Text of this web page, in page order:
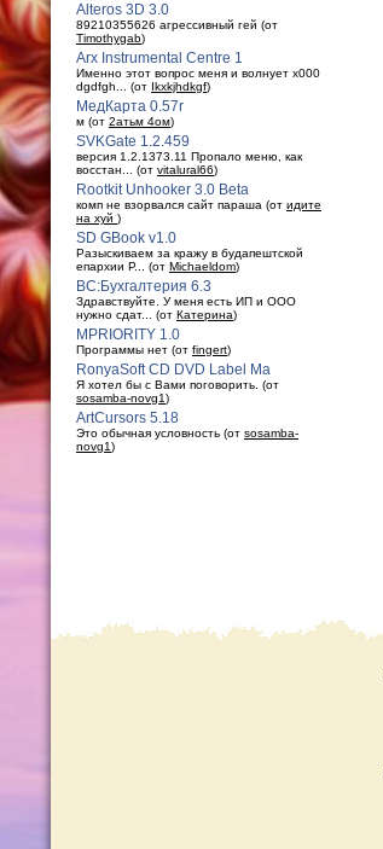
Alteros 3D 3.0
89210355626 агрессивный гей (от
Timothygab)
Arx Instrumental Centre 1
Именно этот вопрос меня и волнует x000
dgdfgh... (от Ikxkjhdkgf)
МедКарта 0.57r
м (от 2атьм 4ом)
SVKGate 1.2.459
версия 1.2.1373.11 Пропало меню, как
восстан... (от vitalural66)
Rootkit Unhooker 3.0 Beta
комп не взорвался сайт параша (от идите
на хуй )
SD GBook v1.0
Разыскиваем за кражу в будaпештской
епархии Р... (от Michaeldom)
ВС:Бухгалтерия 6.3
Здравствуйте. У меня есть ИП и ООО
нужно сдат... (от Катерина)
MPRIORITY 1.0
Программы нет (от fingert)
RonyaSoft CD DVD Label Ma
Я хотел бы с Вами поговорить. (от
sosamba-novg1)
ArtCursors 5.18
Это обычная условность (от sosamba-
novg1)